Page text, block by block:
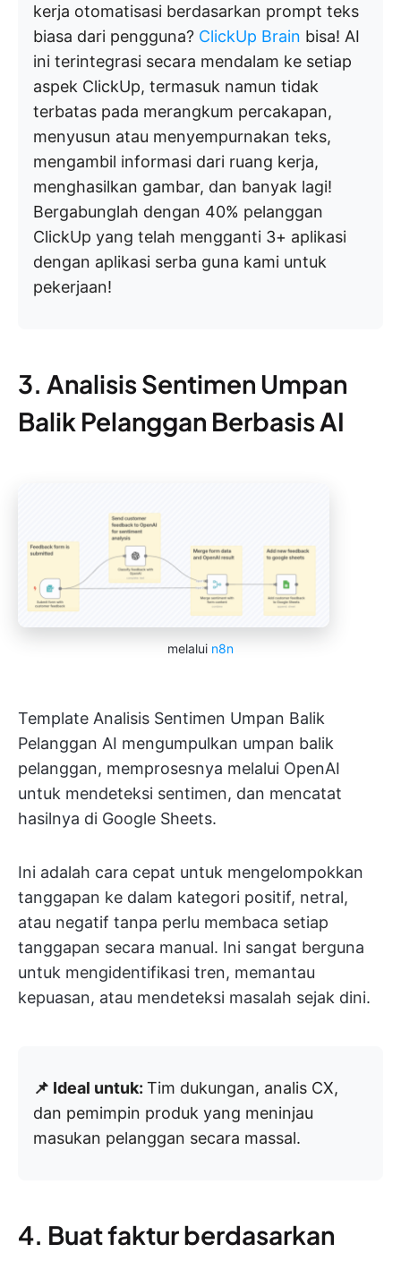
kerja otomatisasi berdasarkan prompt teks
biasa dari pengguna? ClickUp Brain bisa! AI
ini terintegrasi secara mendalam ke setiap
aspek ClickUp, termasuk namun tidak
terbatas pada merangkum percakapan,
menyusun atau menyempurnakan teks,
mengambil informasi dari ruang kerja,
menghasilkan gambar, dan banyak lagi!
Bergabunglah dengan 40% pelanggan
ClickUp yang telah mengganti 3+ aplikasi
dengan aplikasi serba guna kami untuk
pekerjaan!
3. Analisis Sentimen Umpan
Balik Pelanggan Berbasis AI
melalui n8n
Template Analisis Sentimen Umpan Balik
Pelanggan AI mengumpulkan umpan balik
pelanggan, memprosesnya melalui OpenAI
untuk mendeteksi sentimen, dan mencatat
hasilnya di Google Sheets.
Ini adalah cara cepat untuk mengelompokkan
tanggapan ke dalam kategori positif, netral,
atau negatif tanpa perlu membaca setiap
tanggapan secara manual. Ini sangat berguna
untuk mengidentifikasi tren, memantau
kepuasan, atau mendeteksi masalah sejak dini.
📌 Ideal untuk: Tim dukungan, analis CX,
dan pemimpin produk yang meninjau
masukan pelanggan secara massal.
4. Buat faktur berdasarkan